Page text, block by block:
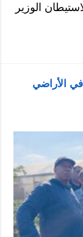
الوزير
الأراضي